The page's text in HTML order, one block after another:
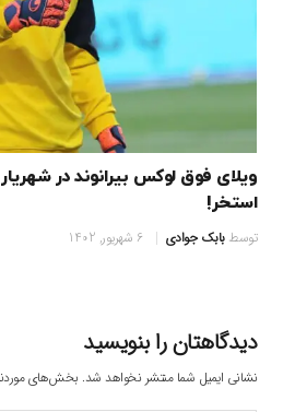
ویلای فوق لوکس بیرانوند در
استخر!
توسطبابک جوادی 6 شهریور, 1402
دیدگاهتان را بنویسید
نشانی ایمیل شما منتشر نخواهد شد. بخش‌های